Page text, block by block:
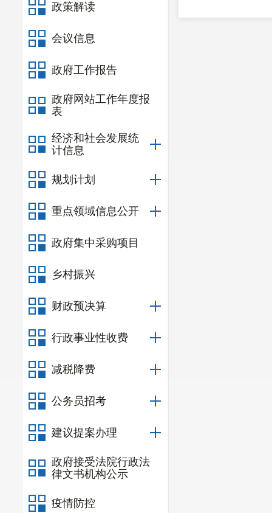
政策解读
会议信息
政府工作报告
政府网站工作年度报
表
经济和社会发展统
计信息
规划计划
重点领域信息公开
政府集中采购项目
乡村振兴
财政预决算
行政事业性收费
减税降费
公务员招考
建议提案办理
政府接受法院行政法
律文书机构公示
疫情防控